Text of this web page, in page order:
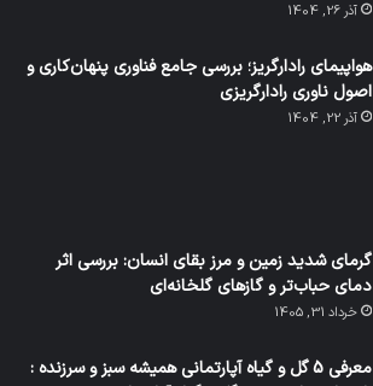
آذر 26, 1404
هواپیمای رادارگریز؛ بررسی جامع فناوری پنهان‌کاری و
اصول ناوری رادارگریزی
آذر 22, 1404
گرمای شدید زمین و مرز بقای انسان: بررسی اثر
دمای حباب‌تر و گازهای گلخانه‌ای
خرداد 31, 1405
معرفی 5 گل و گیاه آپارتمانی همیشه سبز و سرزنده :